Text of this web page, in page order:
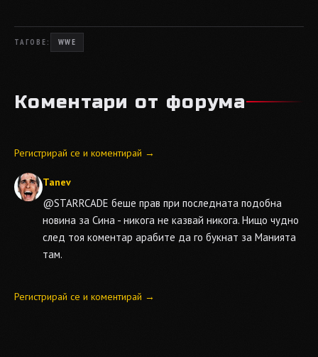
ТАГОВЕ: WWE
Коментари от форума
Регистрирай се и коментирай →
Tanev
@STARRCADE беше прав при последната подобна
новина за Сина - никога не казвай никога. Нищо чудно
след тоя коментар арабите да го букнат за Манията
там.
Регистрирай се и коментирай →